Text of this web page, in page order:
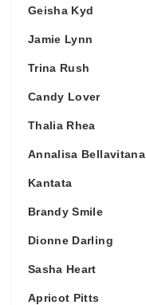
Geisha Kyd
Jamie Lynn
Trina Rush
Candy Lover
Thalia Rhea
Annalisa Bellavitana
Kantata
Brandy Smile
Dionne Darling
Sasha Heart
Apricot Pitts